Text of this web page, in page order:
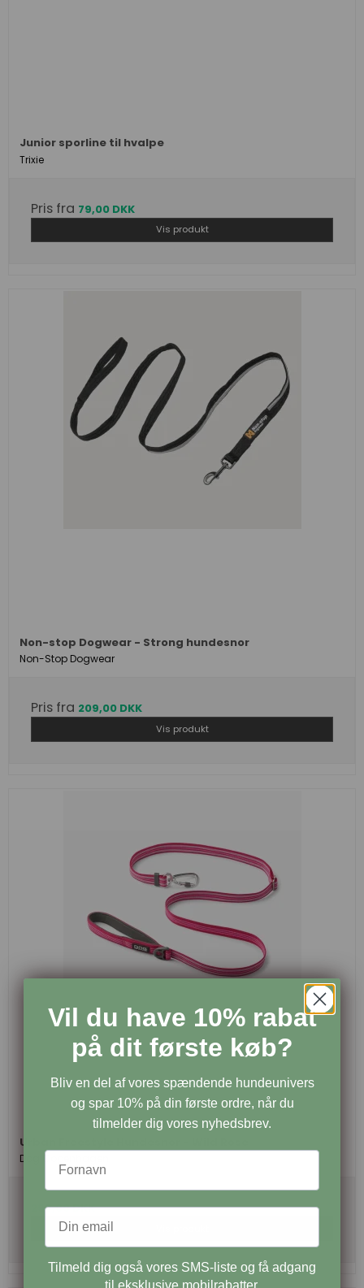
Junior sporline til hvalpe
Trixie
Pris fra 79,00 DKK
Vis produkt
Non-stop Dogwear - Strong hundesnor
Non-Stop Dogwear
Pris fra 209,00 DKK
Vis produkt
Urban Freestyle Hundesnor - Wild Rose
Dog Copenhagen
299,00 DKK
Vil du have 10% rabat
på dit første køb?
Bliv en del af vores spændende hundeunivers
og spar 10% på din første ordre, når du
tilmelder dig vores nyhedsbrev.
Tilmeld dig også vores SMS-liste og få adgang
til eksklusive mobilrabatter.